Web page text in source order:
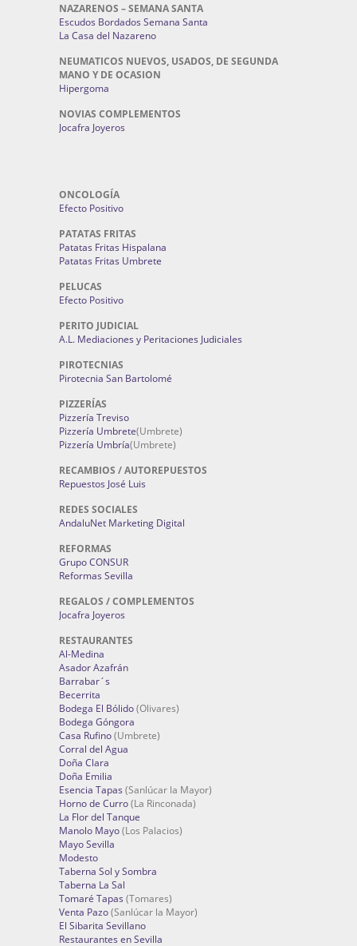
NAZARENOS – SEMANA SANTA
Escudos Bordados Semana Santa
La Casa del Nazareno
NEUMATICOS NUEVOS, USADOS, DE SEGUNDA
MANO Y DE OCASION
Hipergoma
NOVIAS COMPLEMENTOS
Jocafra Joyeros
ONCOLOGÍA
Efecto Positivo
PATATAS FRITAS
Patatas Fritas Hispalana
Patatas Fritas Umbrete
PELUCAS
Efecto Positivo
PERITO JUDICIAL
A.L. Mediaciones y Peritaciones Judiciales
PIROTECNIAS
Pirotecnia San Bartolomé
PIZZERÍAS
Pizzería Treviso
Pizzería Umbrete(Umbrete)
Pizzería Umbría(Umbrete)
RECAMBIOS / AUTOREPUESTOS
Repuestos José Luis
REDES SOCIALES
AndaluNet Marketing Digital
REFORMAS
Grupo CONSUR
Reformas Sevilla
REGALOS / COMPLEMENTOS
Jocafra Joyeros
RESTAURANTES
Al-Medina
Asador Azafrán
Barrabar´s
Becerrita
Bodega El Bólido(Olivares)
Bodega Góngora
Casa Rufino(Umbrete)
Corral del Agua
Doña Clara
Doña Emilia
Esencia Tapas (Sanlúcar la Mayor)
Horno de Curro(La Rinconada)
La Flor del Tanque
Manolo Mayo(Los Palacios)
Mayo Sevilla
Modesto
Taberna Sol y Sombra
Taberna La Sal
Tomaré Tapas (Tomares)
Venta Pazo(Sanlúcar la Mayor)
El Sibarita Sevillano
Restaurantes en Sevilla